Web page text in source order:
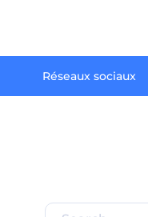
Réseaux sociaux